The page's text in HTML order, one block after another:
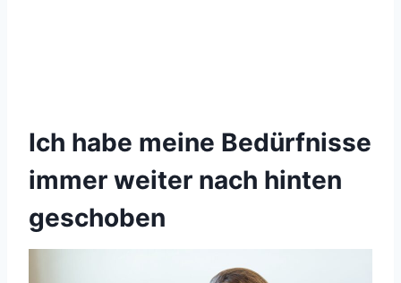
Ich habe meine Bedürfnisse
immer weiter nach hinten
geschoben